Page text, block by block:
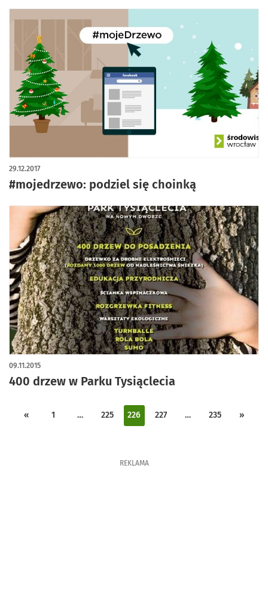
#mojedrzewo: podziel się choinką
29.12.2017
400 drzew w Parku Tysiąclecia
09.11.2015
« 1 … 225 226 227 … 235 »
REKLAMA